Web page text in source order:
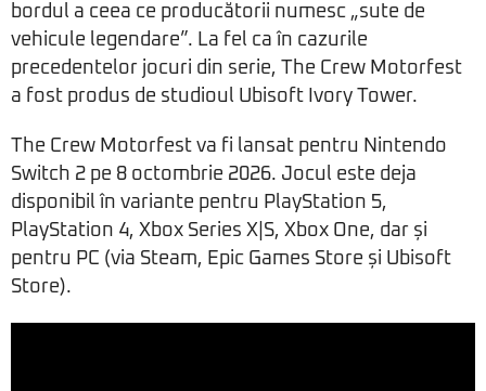
bordul a ceea ce producătorii numesc „sute de
vehicule legendare”. La fel ca în cazurile
precedentelor jocuri din serie, The Crew Motorfest
a fost produs de studioul Ubisoft Ivory Tower.
The Crew Motorfest va fi lansat pentru Nintendo
Switch 2 pe 8 octombrie 2026. Jocul este deja
disponibil în variante pentru PlayStation 5,
PlayStation 4, Xbox Series X|S, Xbox One, dar și
pentru PC (via Steam, Epic Games Store și Ubisoft
Store).